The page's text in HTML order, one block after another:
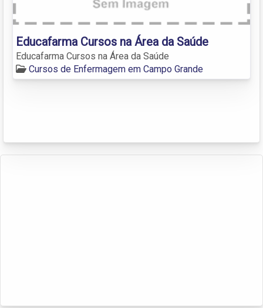
Educafarma Cursos na Área da Saúde
Educafarma Cursos na Área da Saúde
Cursos de Enfermagem em Campo Grande